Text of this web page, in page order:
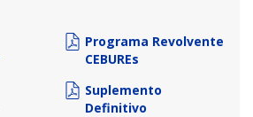
Programa Revolvente
CEBUREs
Suplemento
Definitivo